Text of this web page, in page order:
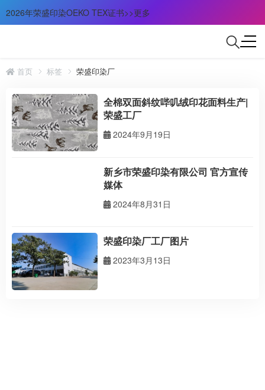
2026年荣盛印染OEKO TEX证书>>更多
首页 标签 荣盛印染厂
全棉双面斜纹哔叽绒印花面料生产|
荣盛工厂
2024年9月19日
新乡市荣盛印染有限公司 官方宣传
媒体
2024年8月31日
荣盛印染厂工厂图片
2023年3月13日